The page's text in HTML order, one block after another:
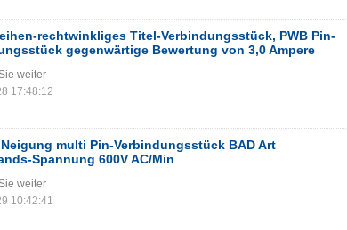
rechtwinkliges Titel-Verbindungsstück, PWB Pin-
gegenwärtige Bewertung von 3,0 Ampere
weiter
17:48:12
Neigung multi Pin-Verbindungsstück BAD Art
Spannung 600V AC/Min
weiter
10:42:41